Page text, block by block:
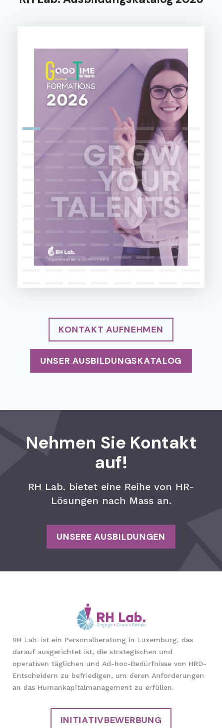
KONTAKT AUFNEHMEN
UNSER AUSBILDUNGSKATALOG
Nehmen Sie Kontakt
auf!
RH Lab. bietet eine Reihe von HR-
Lösungen nach Mass an.
UNSERE AUSBILDUNGEN
RH Lab. ist ein Personalberatung in Luxemburg, das
darauf ausgerichtet ist, die strategischen und
operativen täglichen und Ad-hoc-Bedürfnisse von HRD-
Entscheidern zu befriedigen, um deren Anforderungen
an das Humankapitalmanagement zu erfüllen.
INITIATIVBEWERBUNG